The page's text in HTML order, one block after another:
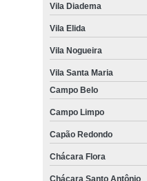
Vila Diadema
Vila Elida
Vila Nogueira
Vila Santa Maria
Campo Belo
Campo Limpo
Capão Redondo
Chácara Flora
Chácara Santo Antônio